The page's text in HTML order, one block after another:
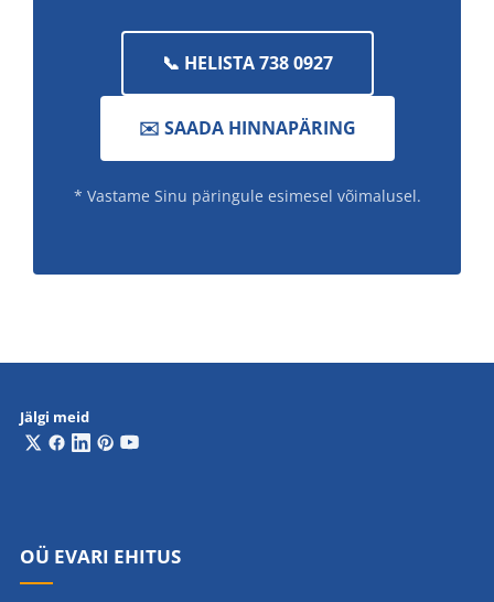
📞 HELISTA 738 0927
✉️ SAADA HINNAPÄRING
* Vastame Sinu päringule esimesel võimalusel.
Jälgi meid
OÜ EVARI EHITUS